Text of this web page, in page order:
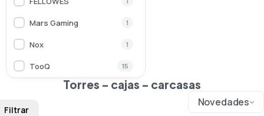
Mars Gaming 1
Nox 1
TooQ 15
23
Torres - cajas - carcasas
Filtrar
Novedades